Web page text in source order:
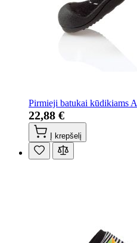
Pirmieji batukai kūdikiams
22,88 €
Į krepšelį